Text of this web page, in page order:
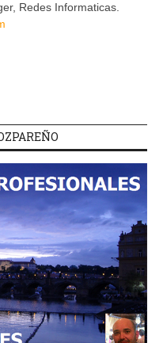
Redes Informaticas.